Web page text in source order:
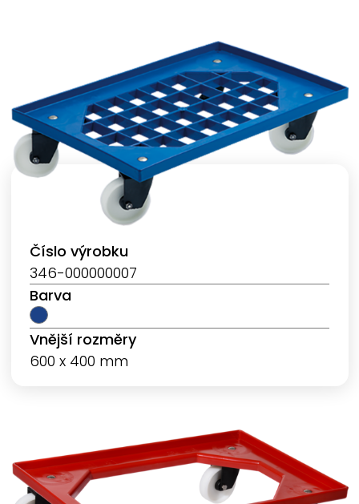
Číslo výrobku
346-000000007
Barva
Vnější rozměry
600 x 400 mm